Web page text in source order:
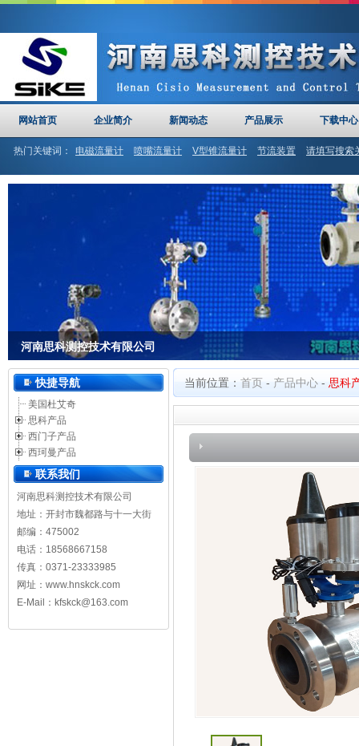
网站首页 企业简介 新闻动态 产品展示 下载中心
热门关键词： 电磁流量计 喷嘴流量计 V型锥流量计 节流装置 请填写搜索
计 河南思科 文丘里管
河南思科测控技术有限公司
河南思科测控技术有限公司
快捷导航
美国杜艾奇
思科产品
西门子产品
西珂曼产品
联系我们
河南思科测控技术有限公司
地址：开封市魏都路与十一大街
邮编：475002
电话：18568667158
传真：0371-23333985
网址： www.hnskck.com
E-Mail：kfskck@163.com
当前位置： 首页 - 产品中心 - 思科